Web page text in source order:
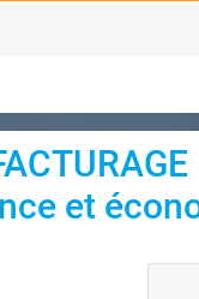
et